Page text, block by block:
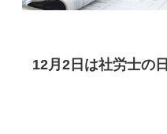
12月2日は社労士の日